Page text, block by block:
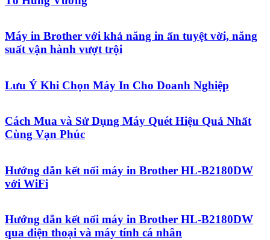
Máy in Brother với khả năng in ấn tuyệt vời, năng
suất vận hành vượt trội
Lưu Ý Khi Chọn Máy In Cho Doanh Nghiệp
Cách Mua và Sử Dụng Máy Quét Hiệu Quả Nhất
Cùng Vạn Phúc
Hướng dẫn kết nối máy in Brother HL-B2180DW
với WiFi
Hướng dẫn kết nối máy in Brother HL-B2180DW
qua điện thoại và máy tính cá nhân